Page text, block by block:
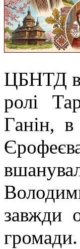
ЦБНТД
ролі
Ганін,
завжди
громади.